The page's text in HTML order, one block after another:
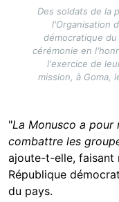
Des soldats de la
l'Organisation
démocratique
cérémonie en
l'exercice de
mission, à Goma,
"La Monusco a
combattre les
ajoute-t-elle, faisant
République
du pays.